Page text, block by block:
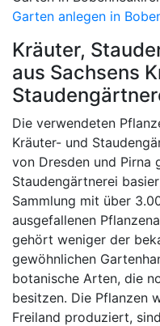
Garten anlegen in
Kräuter,
aus Sachsens
Die verwendeten
Kräuter- und
von Dresden und Pirna
Staudengärtnerei
Sammlung mit über
ausgefallenen
gehört weniger der
gewöhnlichen
botanische Arten, die
besitzen. Die Pflanzen
Freiland produziert,